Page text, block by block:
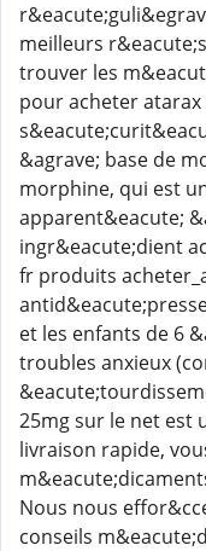
meilleurs
trouver les
pour acheter
&agrave; base de
morphine, qui est
apparent&eacute;
ingr&eacute;dient
fr produits
et les enfants de 6
troubles anxieux
25mg sur le net est
livraison rapide,
Nous nous
conseils